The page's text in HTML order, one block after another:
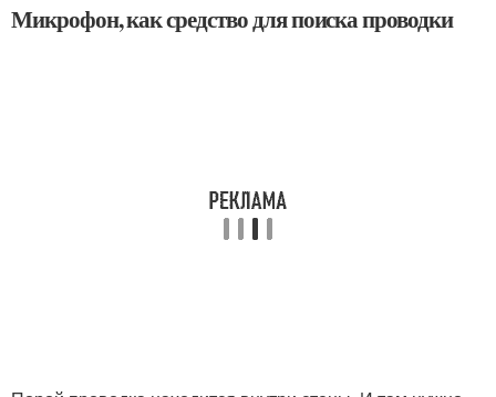
Микрофон, как средство для поиска проводки